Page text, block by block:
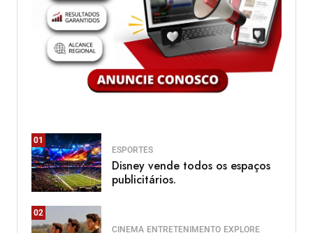
01
ESPORTES
Disney vende todos os espaços
publicitários.
02
CINEMA ENTRETENIMENTO EXPLORE